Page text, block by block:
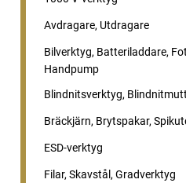
Avdragare, Utdragare
Bilverktyg, Batteriladdare,
Handpump
Blindnitsverktyg,
Bräckjärn, Brytspakar,
ESD-verktyg
Filar, Skavstål, Gradverktyg